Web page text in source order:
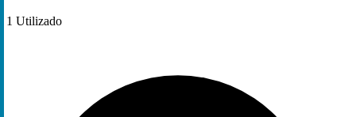
1 Utilizado